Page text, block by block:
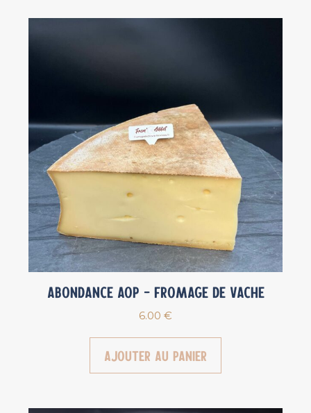
Abondance AOP – Fromage de vache
6.00 €
Ajouter au panier